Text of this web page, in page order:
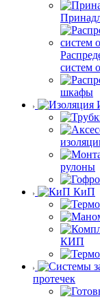
систем
шкафы
рулоны
КиП
КИП
протечек